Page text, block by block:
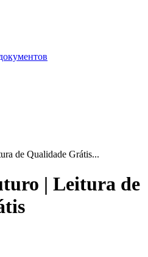
de Qualidade Grátis...
| Leitura de